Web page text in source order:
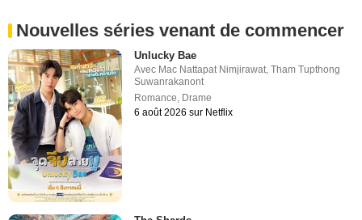
Nouvelles séries venant de commencer
Unlucky Bae
Avec Mac Nattapat Nimjirawat,Tham Tupthong
Suwanrakanont
Romance, Drame
6 août 2026 sur Netflix